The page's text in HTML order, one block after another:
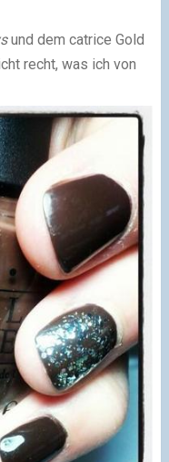
und dem catrice Gold
recht, was ich von